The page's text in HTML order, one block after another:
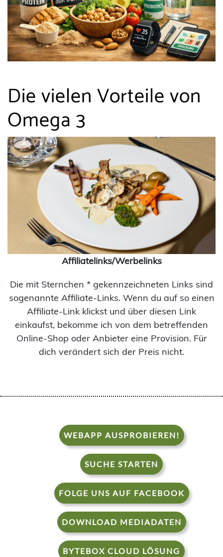
Die vielen Vorteile von
Omega 3
Affiliatelinks/Werbelinks
Die mit Sternchen * gekennzeichneten Links sind
sogenannte Affiliate-Links. Wenn du auf so einen
Affiliate-Link klickst und über diesen Link
einkaufst, bekomme ich von dem betreffenden
Online-Shop oder Anbieter eine Provision. Für
dich verändert sich der Preis nicht.
WEBAPP AUSPROBIEREN!
SUCHE STARTEN
FOLGE UNS AUF FACEBOOK
DOWNLOAD MEDIADATEN
BYTEBOX CLOUD LÖSUNG